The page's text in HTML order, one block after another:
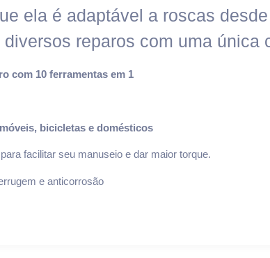
ela é adaptável a roscas
reparos com uma única
com 10 ferramentas em 1
bicicletas e domésticos
facilitar seu manuseio e dar maior torque.
e anticorrosão